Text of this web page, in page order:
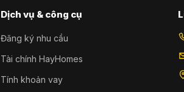
Dịch vụ & công cụ
Đăng ký nhu cầu
Tài chính HayHomes
Tính khoản vay